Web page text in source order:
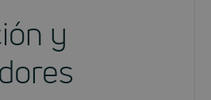
y